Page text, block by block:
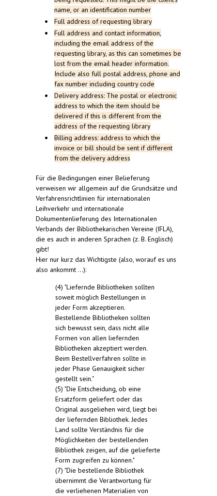
name or an identification number
Full address of requesting library
Full address and contact information
including the email address of the
requesting library as this can sometimes be
lost fromthe email header information.
Include also full postal address phone and
fax number including country code
Delivery address: The postal or electronic
address to which the item should be
delivered if this is different fromthe
address of the requesting library
Billing address: address to which the
invoice or bill should be sent if different
fromthe delivery address
Für die Bedingungen einer Belieferung
verweisen wir allgemein auf die Grundsätze und
Verfahrensrichtlinien für internationalen
Leihverkehr und internationale
Dokumentenlieferung des Internationalen
Verbands der Bibliothekarischen Vereine (IFLA),
die es auch in anderen Sprachen (z. B. Englisch)
gibt!
Hier nur kurz das Wichtigste (also, worauf es uns
also ankommt ...):
(4) "Liefernde Bibliotheken sollten
soweit möglich Bestellungen in
jeder Form akzeptieren.
Bestellende Bibliotheken sollten
sich bewusst sein, dass nicht alle
Formen von allen liefernden
Bibliotheken akzeptiert werden.
Beim Bestellverfahren sollte in
jeder Phase Genauigkeit sicher
gestellt sein."
(5) "Die Entscheidung, ob eine
Ersatzform geliefert oder das
Original ausgeliehen wird, liegt bei
der liefernden Bibliothek. Jedes
Land sollte Verständnis für die
Möglichkeiten der bestellenden
Bibliothek zeigen, auf die gelieferte
Form zugreifen zu können."
(7) "Die bestellende Bibliothek
übernimmt die Verantwortung für
die verliehenen Materialien von